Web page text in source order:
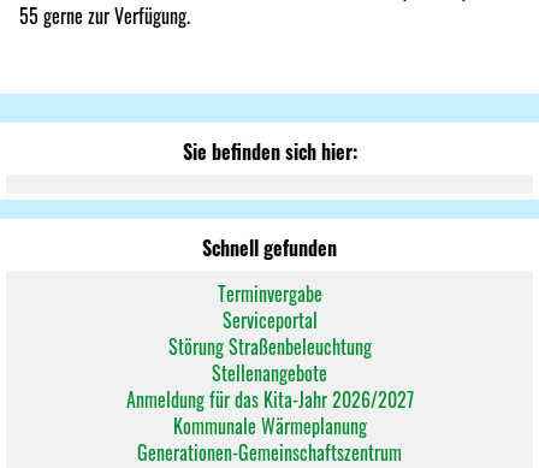
55 gerne zur Verfügung.
Sie befinden sich hier:
Schnell gefunden
Terminvergabe
Serviceportal
Störung Straßenbeleuchtung
Stellenangebote
Anmeldung für das Kita-Jahr 2026/2027
Kommunale Wärmeplanung
Generationen-Gemeinschaftszentrum